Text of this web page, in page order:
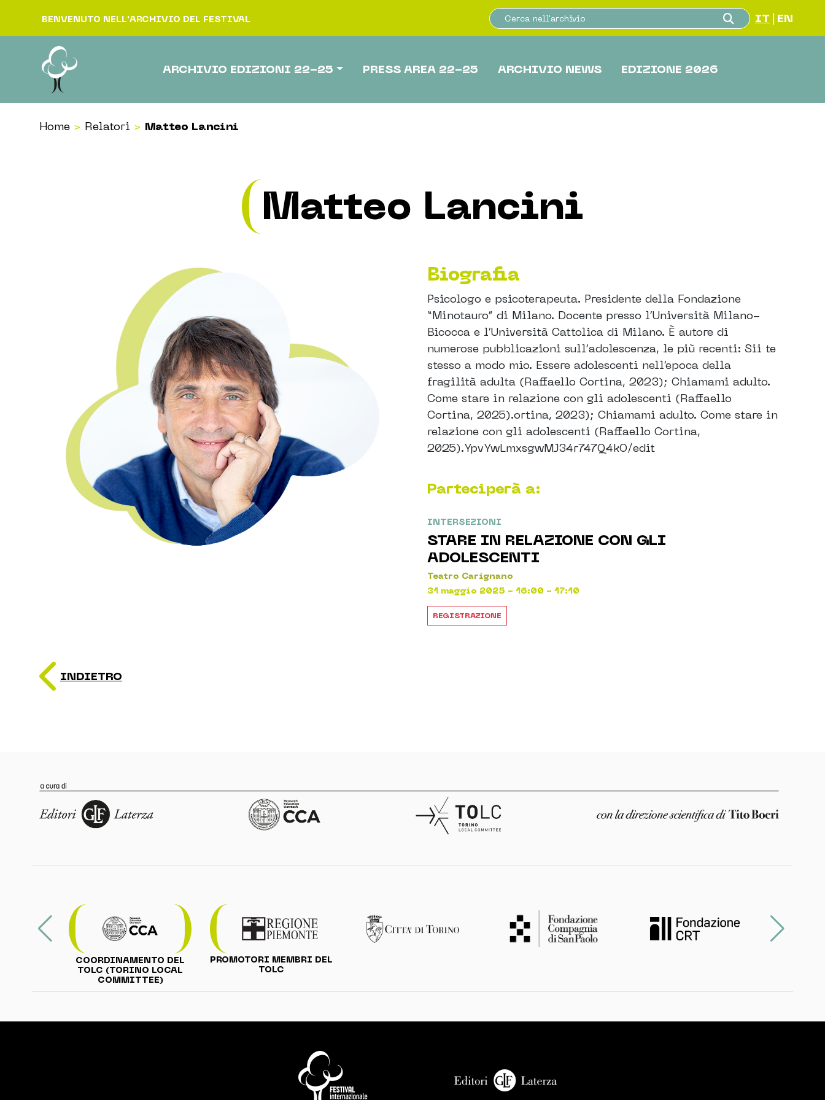
BENVENUTO NELL'ARCHIVIO DEL FESTIVAL IT EN
ARCHIVIO EDIZIONI 22-25 PRESS AREA 22-25 ARCHIVIO NEWS EDIZIONE 2026
Home > Relatori > Matteo Lancini
Matteo Lancini
Biografia
Psicologo e psicoterapeuta. Presidente della Fondazione
“Minotauro” di Milano. Docente presso l’Università Milano-
Bicocca e l’Università Cattolica di Milano. È autore di
numerose pubblicazioni sull’adolescenza, le più recenti: Sii te
stesso a modo mio. Essere adolescenti nell’epoca della
fragilità adulta (Raffaello Cortina, 2023); Chiamami adulto.
Come stare in relazione con gli adolescenti (Raffaello
Cortina, 2025).ortina, 2023); Chiamami adulto. Come stare in
relazione con gli adolescenti (Raffaello Cortina,
2025).YpvYwLmxsgwMJ34r747Q4kO/edit
Parteciperà a:
INTERSEZIONI
STARE IN RELAZIONE CON GLI
ADOLESCENTI
Teatro Carignano
31 maggio 2025 - 16:00 - 17:10
REGISTRAZIONE
INDIETRO
COORDINAMENTO DEL
TOLC (TORINO LOCAL
COMMITTEE)
PROMOTORI MEMBRI DEL
TOLC